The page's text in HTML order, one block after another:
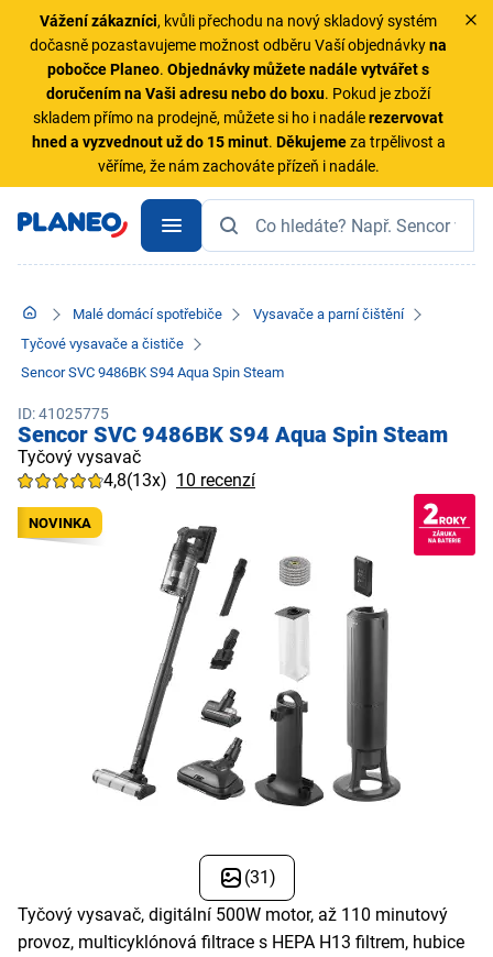
Vážení zákazníci, kvůli přechodu na nový skladový systém
dočasně pozastavujeme možnost odběru Vaší objednávkyna
pobočce Planeo.Objednávky můžete nadále vytvářet s
doručením na Vaši adresu nebo do boxu. Pokud je zboží
skladem přímo na prodejně, můžete si ho i nadálerezervovat
hned a vyzvednout už do 15 minut. Děkujemeza trpělivost a
věříme, že nám zachováte přízeň i nadále.
Malé domácí spotřebiče
Vysavače a parní čištění
Tyčové vysavače a čističe
Sencor SVC 9486BK S94 Aqua Spin Steam
ID: 41025775
Sencor SVC 9486BK S94 Aqua Spin Steam
Tyčový vysavač
4,8(13x) 10 recenzí
NOVINKA
(31)
Tyčový vysavač, digitální 500W motor, až 110 minutový
provoz, multicyklónová filtrace s HEPA H13 filtrem, hubice